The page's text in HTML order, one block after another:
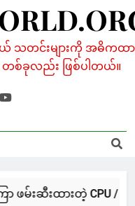
ယ် သတင်းများကို အဓိကထာ
တစ်ခုလည်း ဖြစ်ပါတယ်။
ဖမ်းဆီးထားတဲ့ CPU /